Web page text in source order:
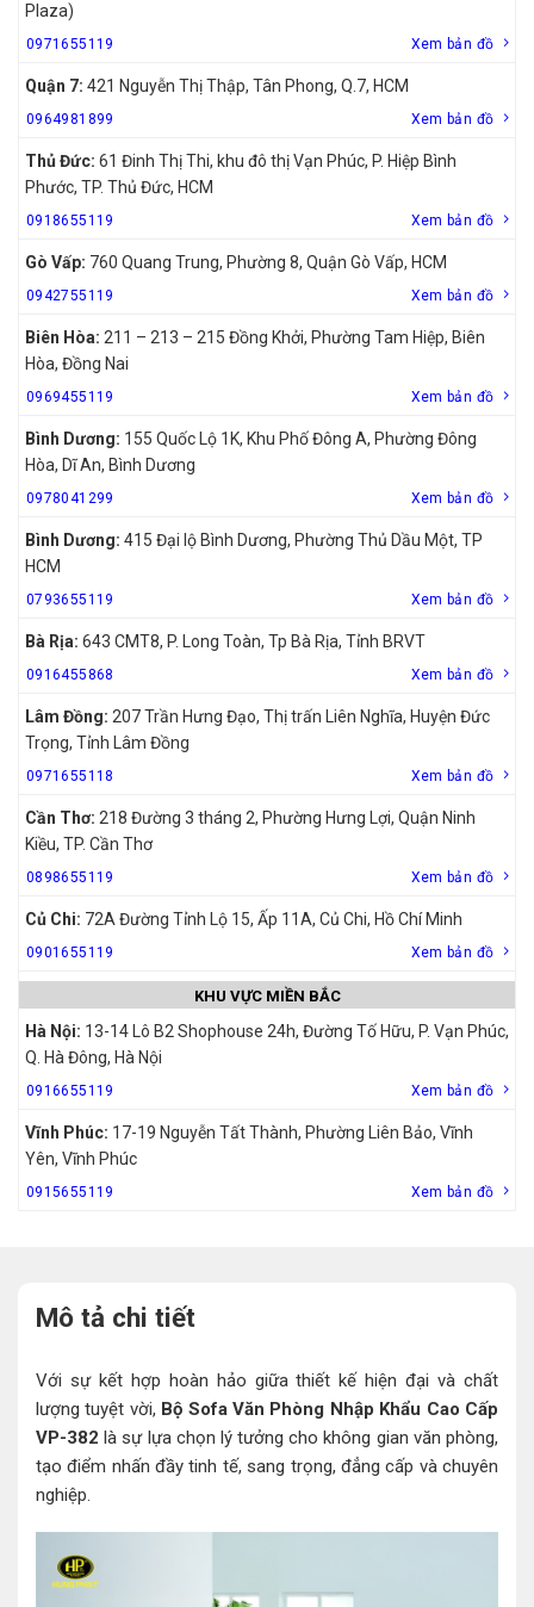
Plaza)
0971655119 Xem bản đồ
Quận 7: 421 Nguyễn Thị Thập, Tân Phong, Q.7, HCM
0964981899 Xem bản đồ
Thủ Đức: 61 Đinh Thị Thi, khu đô thị Vạn Phúc, P. Hiệp Bình
Phước, TP. Thủ Đức, HCM
0918655119 Xem bản đồ
Gò Vấp: 760 Quang Trung, Phường 8, Quận Gò Vấp, HCM
0942755119 Xem bản đồ
Biên Hòa: 211 – 213 – 215 Đồng Khởi, Phường Tam Hiệp, Biên
Hòa, Đồng Nai
0969455119 Xem bản đồ
Bình Dương: 155 Quốc Lộ 1K, Khu Phố Đông A, Phường Đông
Hòa, Dĩ An, Bình Dương
0978041299 Xem bản đồ
Bình Dương: 415 Đại lộ Bình Dương, Phường Thủ Dầu Một, TP
HCM
0793655119 Xem bản đồ
Bà Rịa: 643 CMT8, P. Long Toàn, Tp Bà Rịa, Tỉnh BRVT
0916455868 Xem bản đồ
Lâm Đồng: 207 Trần Hưng Đạo, Thị trấn Liên Nghĩa, Huyện Đức
Trọng, Tỉnh Lâm Đồng
0971655118 Xem bản đồ
Cần Thơ: 218 Đường 3 tháng 2, Phường Hưng Lợi, Quận Ninh
Kiều, TP. Cần Thơ
0898655119 Xem bản đồ
Củ Chi: 72A Đường Tỉnh Lộ 15, Ấp 11A, Củ Chi, Hồ Chí Minh
0901655119 Xem bản đồ
KHU VỰC MIỀN BẮC
Hà Nội: 13-14 Lô B2 Shophouse 24h, Đường Tố Hữu, P. Vạn Phúc,
Q. Hà Đông, Hà Nội
0916655119 Xem bản đồ
Vĩnh Phúc: 17-19 Nguyễn Tất Thành, Phường Liên Bảo, Vĩnh
Yên, Vĩnh Phúc
0915655119 Xem bản đồ
Mô tả chi tiết
Với sự kết hợp hoàn hảo giữa thiết kế hiện đại và chất
lượng tuyệt vời, Bộ Sofa Văn Phòng Nhập Khẩu Cao Cấp
VP-382 là sự lựa chọn lý tưởng cho không gian văn phòng,
tạo điểm nhấn đầy tinh tế, sang trọng, đẳng cấp và chuyên
nghiệp.